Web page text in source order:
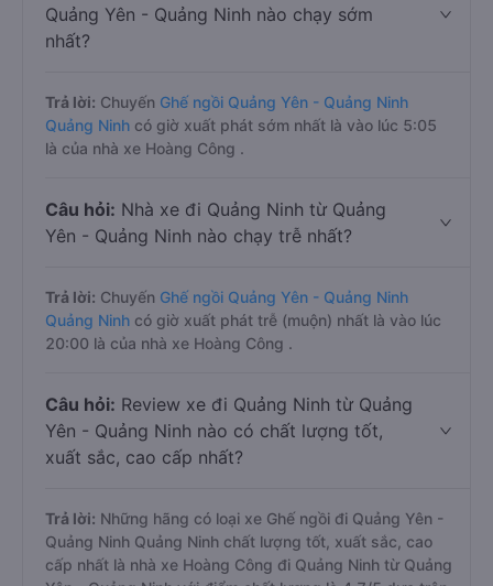
Quảng Yên - Quảng Ninh nào chạy sớm
nhất?
Trả lời: Chuyến Ghế ngồi Quảng Yên - Quảng Ninh
Quảng Ninh có giờ xuất phát sớm nhất là vào lúc 5:05
là của nhà xe Hoàng Công .
Câu hỏi: Nhà xe đi Quảng Ninh từ Quảng
Yên - Quảng Ninh nào chạy trễ nhất?
Trả lời: Chuyến Ghế ngồi Quảng Yên - Quảng Ninh
Quảng Ninh có giờ xuất phát trễ (muộn) nhất là vào lúc
20:00 là của nhà xe Hoàng Công .
Câu hỏi: Review xe đi Quảng Ninh từ Quảng
Yên - Quảng Ninh nào có chất lượng tốt,
xuất sắc, cao cấp nhất?
Trả lời: Những hãng có loại xe Ghế ngồi đi Quảng Yên -
Quảng Ninh Quảng Ninh chất lượng tốt, xuất sắc, cao
cấp nhất là nhà xe Hoàng Công đi Quảng Ninh từ Quảng